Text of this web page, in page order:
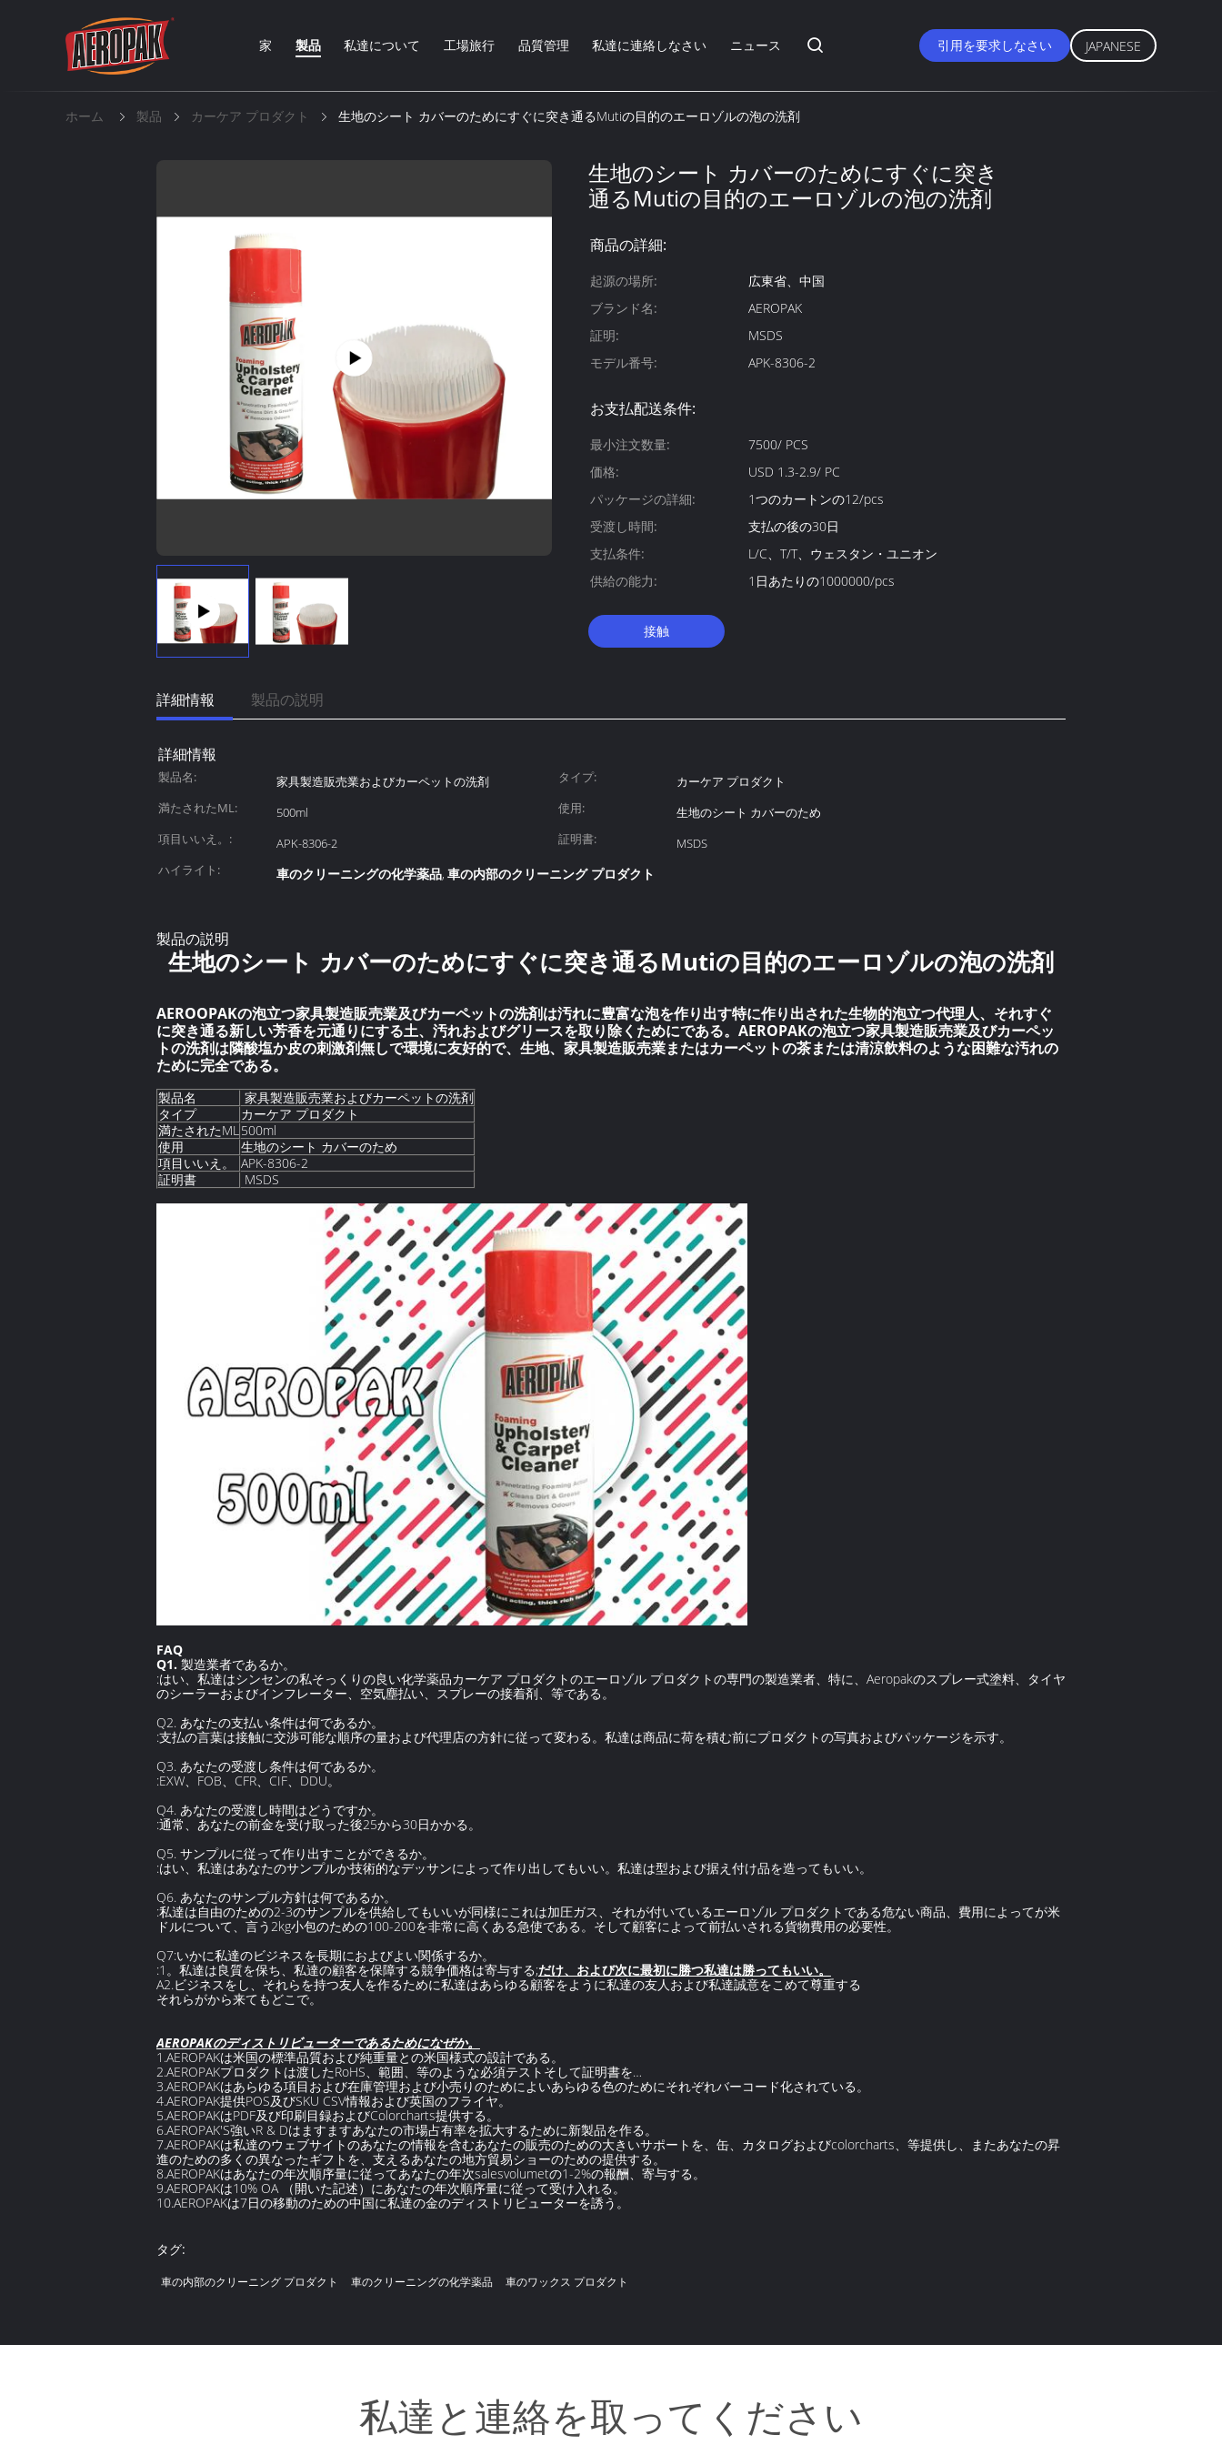
家 製品 私達について 工場旅行 品質管理 私達に連絡しなさい ニュース 引用を要求しなさい JAPANESE
ホーム 製品 カーケア プロダクト 生地のシート カバーのためにすぐに突き通るMutiの目的のエーロゾルの泡の洗剤
生地のシート カバーのためにすぐに突き
通るMutiの目的のエーロゾルの泡の洗剤
商品の詳細:
起源の場所:
広東省、中国
ブランド名:
AEROPAK
証明:
MSDS
モデル番号:
APK-8306-2
お支払配送条件:
最小注文数量:
7500/ PCS
価格:
USD 1.3-2.9/ PC
パッケージの詳細:
1つのカートンの12/pcs
受渡し時間:
支払の後の30日
支払条件:
L/C、T/T、ウェスタン・ユニオン
供給の能力:
1日あたりの1000000/pcs
接触
詳細情報 製品の説明
詳細情報
製品名: 家具製造販売業およびカーペットの洗剤 タイプ:
カーケア プロダクト
満たされたML:
500ml 使用:
生地のシート カバーのため
項目いいえ。:
APK-8306-2 証明書:
MSDS
ハイライト:
車のクリーニングの化学薬品, 車の内部のクリーニング プロダクト
製品の説明
生地のシート カバーのためにすぐに突き通るMutiの目的のエーロゾルの泡の洗剤
AEROOPAKの泡立つ家具製造販売業及びカーペットの洗剤は汚れに豊富な泡を作り出す特に作り出された生物的泡立つ代理人、それすぐ
に突き通る新しい芳香を元通りにする土、汚れおよびグリースを取り除くためにである。AEROPAKの泡立つ家具製造販売業及びカーペッ
トの洗剤は隣酸塩か皮の刺激剤無しで環境に友好的で、生地、家具製造販売業またはカーペットの茶または清涼飲料のような困難な汚れの
ために完全である。
製品名
家具製造販売業およびカーペットの洗剤
タイプ
カーケア プロダクト
満たされたML500ml
使用
生地のシート カバーのため
項目いいえ。
APK-8306-2
証明書
MSDS
FAQ
Q1. 製造業者であるか。
:はい、私達はシンセンの私そっくりの良い化学薬品カーケア プロダクトのエーロゾル プロダクトの専門の製造業者、特に、Aeropakのスプレー式塗料、タイヤ
のシーラーおよびインフレーター、空気塵払い、スプレーの接着剤、等である。
Q2. あなたの支払い条件は何であるか。
:支払の言葉は接触に交渉可能な順序の量および代理店の方針に従って変わる。私達は商品に荷を積む前にプロダクトの写真およびパッケージを示す。
Q3. あなたの受渡し条件は何であるか。
:EXW、FOB、CFR、CIF、DDU。
Q4. あなたの受渡し時間はどうですか。
:通常、あなたの前金を受け取った後25から30日かかる。
Q5. サンプルに従って作り出すことができるか。
:はい、私達はあなたのサンプルか技術的なデッサンによって作り出してもいい。私達は型および据え付け品を造ってもいい。
Q6. あなたのサンプル方針は何であるか。
:私達は自由のための2-3のサンプルを供給してもいいが同様にこれは加圧ガス、それが付いているエーロゾル プロダクトである危ない商品、費用によってが米
ドルについて、言う2kg小包のための100-200を非常に高くある急使である。そして顧客によって前払いされる貨物費用の必要性。
Q7:いかに私達のビジネスを長期におよびよい関係するか。
:1。私達は良質を保ち、私達の顧客を保障する競争価格は寄与する;だけ、および次に最初に勝つ私達は勝ってもいい。
A2.ビジネスをし、それらを持つ友人を作るために私達はあらゆる顧客をように私達の友人および私達誠意をこめて尊重する
それらがから来てもどこで。
AEROPAKのディストリビューターであるためになぜか。
1.AEROPAKは米国の標準品質および純重量との米国様式の設計である。
2.AEROPAKプロダクトは渡したRoHS、範囲、等のような必須テストそして証明書を…
3.AEROPAKはあらゆる項目および在庫管理および小売りのためによいあらゆる色のためにそれぞれバーコード化されている。
4.AEROPAK提供POS及びSKU CSV情報および英国のフライヤ。
5.AEROPAKはPDF及び印刷目録およびColorcharts提供する。
6.AEROPAK'S強いR & Dはますますあなたの市場占有率を拡大するために新製品を作る。
7.AEROPAKは私達のウェブサイトのあなたの情報を含むあなたの販売のための大きいサポートを、缶、カタログおよびcolorcharts、等提供し、またあなたの昇
進のための多くの異なったギフトを、支えるあなたの地方貿易ショーのための提供する。
8.AEROPAKはあなたの年次順序量に従ってあなたの年次salesvolumetの1-2%の報酬、寄与する。
9.AEROPAKは10% OA （開いた記述）にあなたの年次順序量に従って受け入れる。
10.AEROPAKは7日の移動のための中国に私達の金のディストリビューターを誘う。
タグ:
車の内部のクリーニング プロダクト 車のクリーニングの化学薬品 車のワックス プロダクト
私達と連絡を取ってください